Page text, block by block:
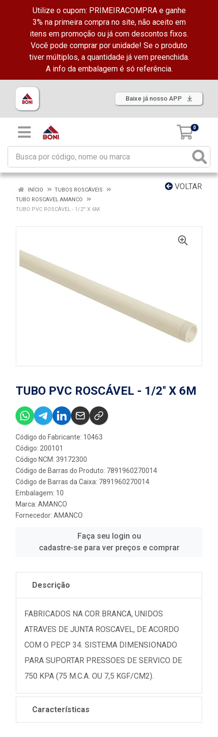
Utilize o cupom: PRIMEIRACOMPRA e ganhe
3% na primeira compra no site, não aceito em
itens em promoção ou já com descontos fixos.
Você pode comprar por unidade! Se o produto
tiver múltiplos, a quantidade já vem preenchida.
A info da embalagem é só referência.
Baixe já nosso APP
0
VOLTAR
INÍCIO
TUBOS ROSCÁVEIS
TUBO ROSCAVEL AMANCO
TUBO PVC ROSCÁVEL - 1/2'' X 6M
TUBO PVC ROSCÁVEL - 1/2'' X 6M
Código do Fabricante: 10463
Código: 200101
Código NCM: 39172300
Código de Barras do Produto: 7891960270014
Código de Barras da Caixa: 7891960270014
Embalagem: 10
Marca: AMANCO
Fornecedor: AMANCO
Faça seu login ou
cadastre-se para ver preços e comprar
Descrição
FABRICADOS NA COR BRANCA, UNIDOS
ATRAVES DE JUNTA ROSCAVEL, DE ACORDO
COM O PECP 34. SISTEMA DIMENSIONADO
PARA SUPORTAR PRESSOES DE SERVICO DE
750 KPA (75 M.C.A. OU 7,5 KGF/CM2).
Características